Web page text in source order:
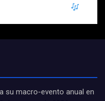
su macro-evento anual en